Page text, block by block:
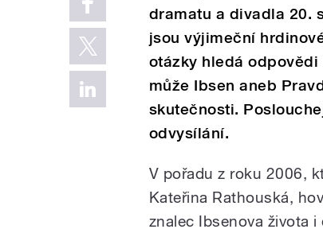
dramatu a divadla 20.
jsou výjimeční
otázky hledá
může Ibsen aneb
skutečnosti.
odvysílání.
V pořadu z roku 2006,
Kateřina Rathouská,
znalec Ibsenova života i